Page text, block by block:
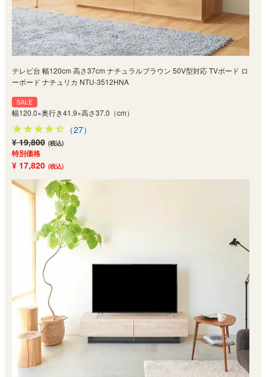
テレビ台 幅120cm 高さ37cm ナチュラルブラウン 50V型対応 TVボード ロ
ーボード ナチュリカ NTU-3512HNA
SALE
幅120.0×奥行き41.9×高さ37.0（cm）
（27）
¥ 19,800 (税込)
特別価格
¥ 17,820 (税込)